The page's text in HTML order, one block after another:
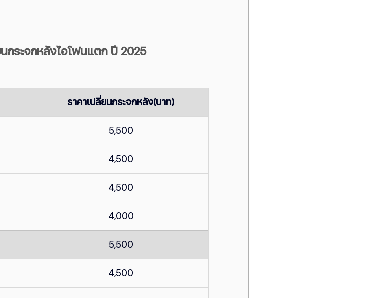
นกระจกหลังไอโฟนแตก ปี 2025
ราคาเปลี่ยนกระจกหลัง(บาท)
5,500
4,500
4,500
4,000
5,500
4,500